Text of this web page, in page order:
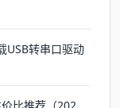
USB转串口驱动
比推荐（202